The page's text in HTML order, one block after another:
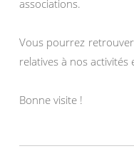
associations.
Vous pourrez
relatives à nos activités
Bonne visite !